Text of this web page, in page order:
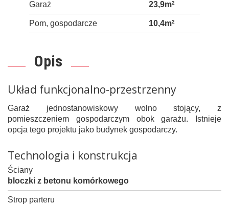
Garaż 23,9m2
Pom, gospodarcze 10,4m2
Opis
Układ funkcjonalno-przestrzenny
Garaż jednostanowiskowy wolno stojący, z
pomieszczeniem gospodarczym obok garażu. Istnieje
opcja tego projektu jako budynek gospodarczy.
Technologia i konstrukcja
Ściany
bloczki z betonu komórkowego
Strop parteru